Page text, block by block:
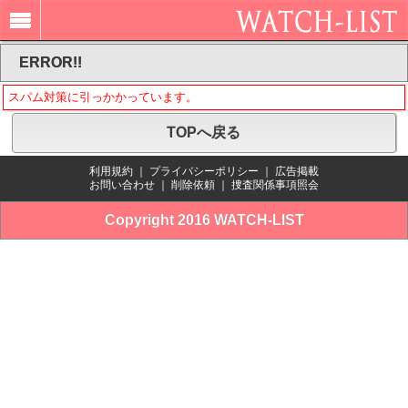
ERROR!!
スパム対策に引っかかっています。
TOPへ戻る
利用規約 プライバシーポリシー
広告掲載
お問い合わせ
削除依頼 捜査関係事項照会
Copyright 2016 WATCH-LIST